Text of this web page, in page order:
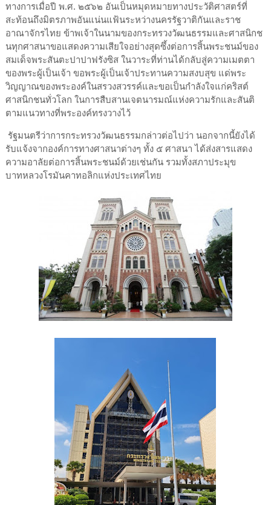
ทางการเมื่อปี พ.ศ. ๒๕๖๒ อันเป็นหมุดหมายทางประวัติศาสตร์ที่
สะท้อนถึงมิตรภาพอันแน่นแฟ้นระหว่างนครรัฐวาติกันและราช
อาณาจักรไทย ข้าพเจ้าในนามของกระทรวงวัฒนธรรมและศาสนิกช
นทุกศาสนาขอแสดงความเสียใจอย่างสุดซึ้งต่อการสิ้นพระชนม์ของ
สมเด็จพระสันตะปาปาฟรังซิส ในวาระที่ท่านได้กลับสู่ความเมตตา
ของพระผู้เป็นเจ้า ขอพระผู้เป็นเจ้าประทานความสงบสุข แด่พระ
วิญญาณของพระองค์ในสรวงสวรรค์และขอเป็นกำลังใจแก่คริสต์
ศาสนิกชนทั่วโลก ในการสืบสานเจตนารมณ์แห่งความรักและสันติ
ตามแนวทางที่พระองค์ทรงวางไว้
รัฐมนตรีว่าการกระทรวงวัฒนธรรมกล่าวต่อไปว่า นอกจากนี้ยังได้
รับแจ้งจากองค์การทางศาสนาต่างๆ ทั้ง ๕ ศาสนา ได้ส่งสารแสดง
ความอาลัยต่อการสิ้นพระชนม์ด้วยเช่นกัน รวมทั้งสภาประมุข
บาทหลวงโรมันคาทอลิกแห่งประเทศไทย